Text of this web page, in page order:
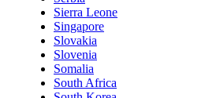
Sierra Leone
Singapore
Slovakia
Slovenia
Somalia
South Africa